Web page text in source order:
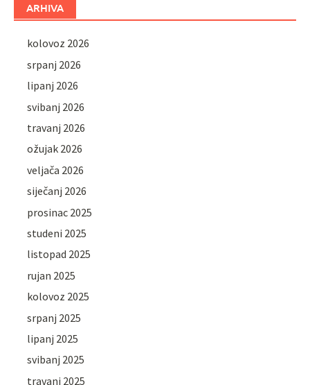
ARHIVA
kolovoz 2026
srpanj 2026
lipanj 2026
svibanj 2026
travanj 2026
ožujak 2026
veljača 2026
siječanj 2026
prosinac 2025
studeni 2025
listopad 2025
rujan 2025
kolovoz 2025
srpanj 2025
lipanj 2025
svibanj 2025
travanj 2025